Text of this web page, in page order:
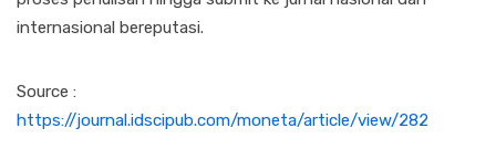
internasional bereputasi.
Source :
https://journal.idscipub.com/moneta/article/view/282